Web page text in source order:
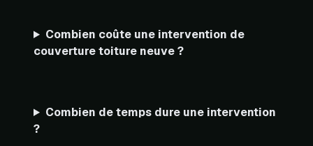
Combien coûte une intervention de
couverture toiture neuve ?
Combien de temps dure une intervention
?